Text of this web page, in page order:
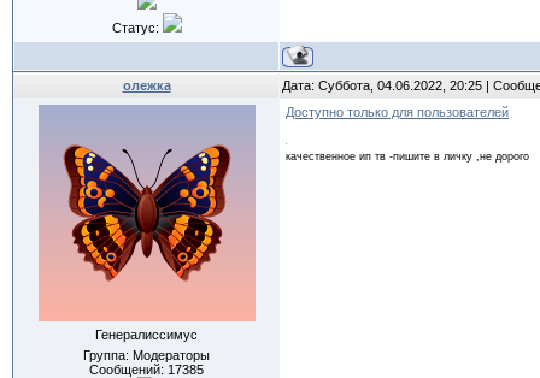
Статус:
олежка Дата: Суббота, 04.06.2022, 20:25 |
Генералиссимус
Группа: Модераторы
Сообщений: 17385
Доступно только для пользователей
качественное ип тв -пишите в личку ,не дорого